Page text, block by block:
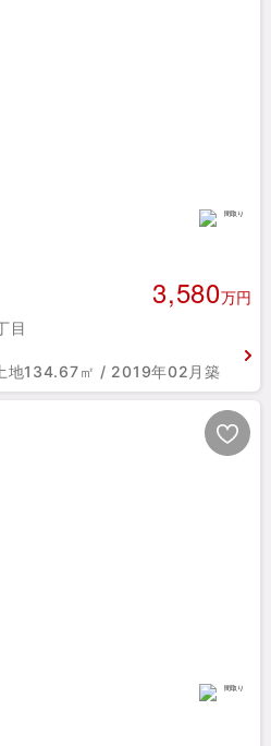
3,580万円
目
地134.67㎡ / 2019年02月築